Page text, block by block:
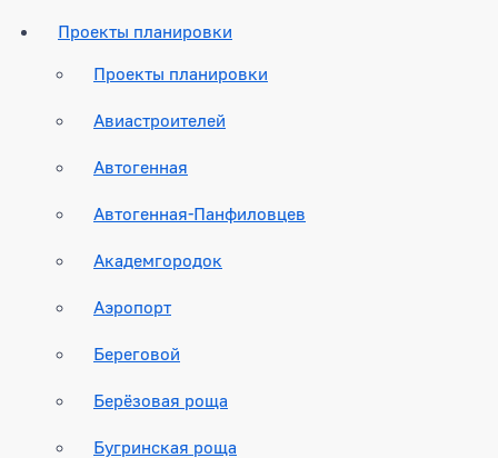
Проекты планировки
Проекты планировки
Авиастроителей
Автогенная
Автогенная-Панфиловцев
Академгородок
Аэропорт
Береговой
Берёзовая роща
Бугринская роща